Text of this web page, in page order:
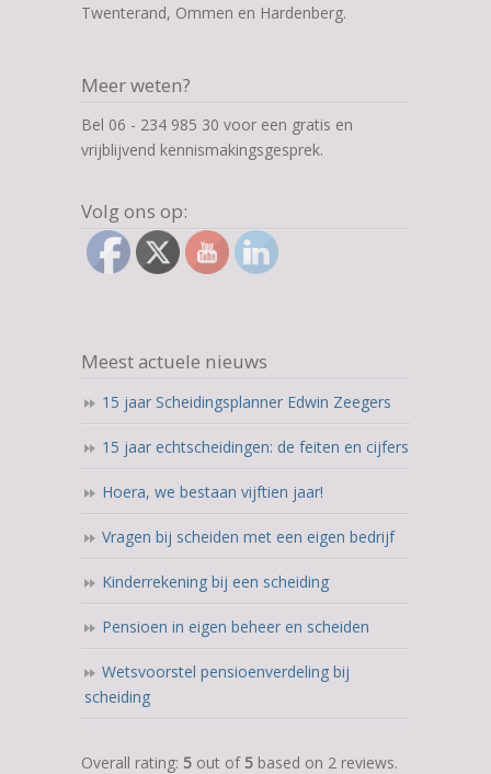
Twenterand, Ommen en Hardenberg.
Meer weten?
Bel 06 - 234 985 30 voor een gratis en
vrijblijvend kennismakingsgesprek.
Volg ons op:
Meest actuele nieuws
15 jaar Scheidingsplanner Edwin Zeegers
15 jaar echtscheidingen: de feiten en cijfers
Hoera, we bestaan vijftien jaar!
Vragen bij scheiden met een eigen bedrijf
Kinderrekening bij een scheiding
Pensioen in eigen beheer en scheiden
Wetsvoorstel pensioenverdeling bij
scheiding
5,0
Overall rating: 5 out of 5 based on 2 reviews.